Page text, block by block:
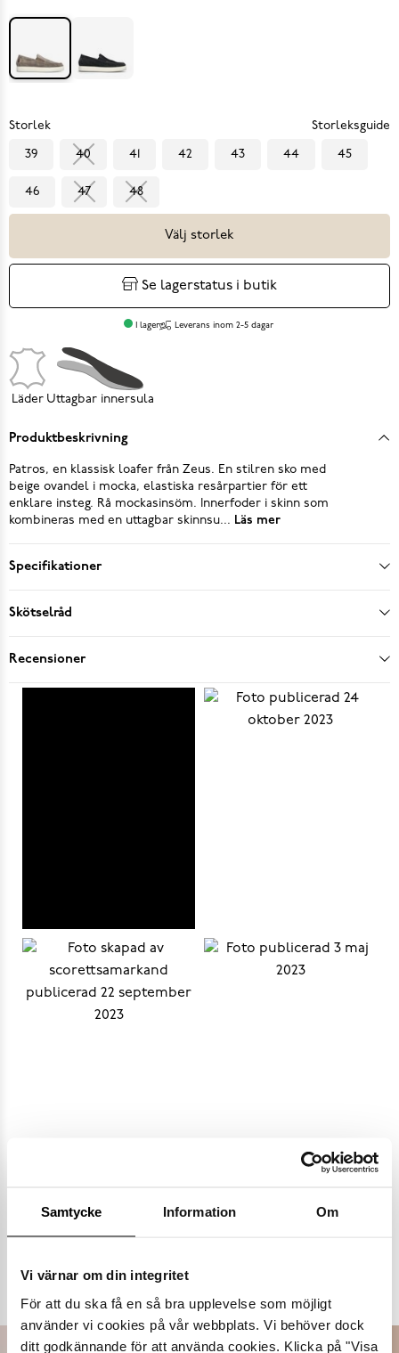
Samtycke Information Om
Vi värnar om din integritet
För att du ska få en så bra upplevelse som möjligt
använder vi cookies på vår webbplats. Vi behöver dock
ditt godkännande för att använda cookies. Klicka på "Visa
Storlek Storleksguide
39 40 41 42 43 44 45
46 47 48
Välj storlek
Se lagerstatus i butik
I lager Leverans inom 2-5 dagar
Läder Uttagbar innersula
Produktbeskrivning
Patros, en klassisk loafer från Zeus. En stilren sko med
beige ovandel i mocka, elastiska resårpartier för ett
enklare insteg. Rå mockasinsöm. Innerfoder i skinn som
kombineras med en uttagbar skinnsu... Läs mer
Specifikationer
Skötselråd
Recensioner
Populära varumärken